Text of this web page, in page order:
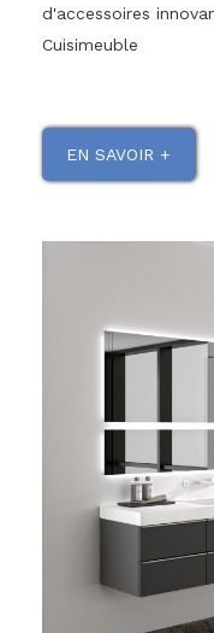
d'accessoires
Cuisimeuble
EN SAVOIR +